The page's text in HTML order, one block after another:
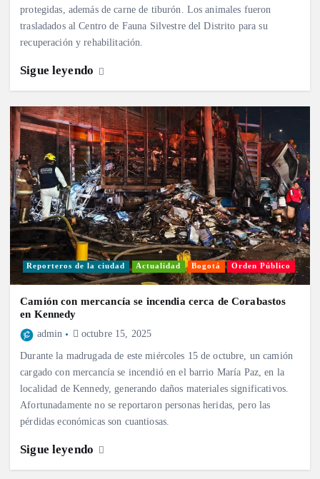
protegidas, además de carne de tiburón. Los animales fueron
trasladados al Centro de Fauna Silvestre del Distrito para su
recuperación y rehabilitación.
Sigue leyendo
Reporteros de la ciudad Actualidad Bogotá Orden Público
Camión con mercancía se incendia cerca de Corabastos
en Kennedy
admin octubre 15, 2025
Durante la madrugada de este miércoles 15 de octubre, un camión
cargado con mercancía se incendió en el barrio María Paz, en la
localidad de Kennedy, generando daños materiales significativos.
Afortunadamente no se reportaron personas heridas, pero las
pérdidas económicas son cuantiosas.
Sigue leyendo